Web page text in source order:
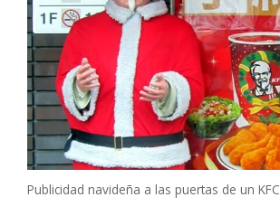
Publicidad navideña a las puertas de un KFC